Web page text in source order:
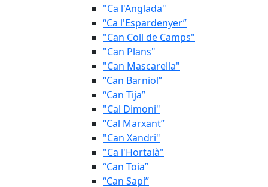
"Ca l'Anglada"
“Ca l'Espardenyer”
"Can Coll de Camps"
"Can Plans"
"Can Mascarella"
“Can Barniol”
“Can Tija”
"Cal Dimoni"
“Cal Marxant”
"Can Xandri"
"Ca l'Hortalà"
“Can Toia”
“Can Sapí”